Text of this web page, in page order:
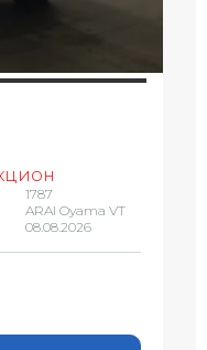
1787
ARAI Oyama VT
08.08.2026